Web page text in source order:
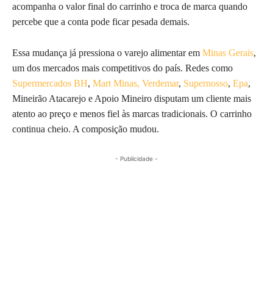
acompanha o valor final do carrinho e troca de marca quando
percebe que a conta pode ficar pesada demais.
Essa mudança já pressiona o varejo alimentar em Minas Gerais,
um dos mercados mais competitivos do país. Redes como
Supermercados BH, Mart Minas, Verdemar, Supernosso, Epa,
Mineirão Atacarejo e Apoio Mineiro disputam um cliente mais
atento ao preço e menos fiel às marcas tradicionais. O carrinho
continua cheio. A composição mudou.
- Publicidade -